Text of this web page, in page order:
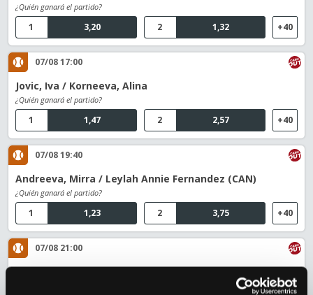
¿Quién ganará el partido?
3,20
1 1,32
2 +40
07/08 17:00
Jovic, Iva / Korneeva, Alina
¿Quién ganará el partido?
1,47
1 2,57
2 +40
07/08 19:40
Andreeva, Mirra / Leylah Annie Fernandez (CAN)
¿Quién ganará el partido?
1,23
1 3,75
2 +40
07/08 21:00
Joint, Maya / Ludmilla Samsonova (RUS)